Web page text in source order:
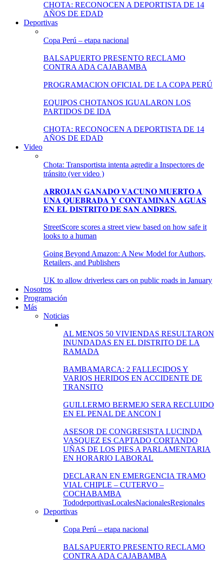
CHOTA: RECONOCEN A DEPORTISTA DE 14
AÑOS DE EDAD
Deportivas
Copa Perú – etapa nacional
BALSAPUERTO PRESENTO RECLAMO
CONTRA ADA CAJABAMBA
PROGRAMACION OFICIAL DE LA COPA PERÚ
EQUIPOS CHOTANOS IGUALARON LOS
PARTIDOS DE IDA
CHOTA: RECONOCEN A DEPORTISTA DE 14
AÑOS DE EDAD
Video
Chota: Transportista intenta agredir a Inspectores de
tránsito (ver video )
𝐀𝐑𝐑𝐎𝐉𝐀𝐍 𝐆𝐀𝐍𝐀𝐃𝐎 𝐕𝐀𝐂𝐔𝐍𝐎 𝐌𝐔𝐄𝐑𝐓𝐎 𝐀
𝐔𝐍𝐀 𝐐𝐔𝐄𝐁𝐑𝐀𝐃𝐀 𝐘 𝐂𝐎𝐍𝐓𝐀𝐌𝐈𝐍𝐀𝐍 𝐀𝐆𝐔𝐀𝐒
𝐄𝐍 𝐄𝐋 𝐃𝐈𝐒𝐓𝐑𝐈𝐓𝐎 𝐃𝐄 𝐒𝐀𝐍 𝐀𝐍𝐃𝐑𝐄́𝐒.
StreetScore scores a street view based on how safe it
looks to a human
Going Beyond Amazon: A New Model for Authors,
Retailers, and Publishers
UK to allow driverless cars on public roads in January
Nosotros
Programación
Más
Noticias
AL MENOS 50 VIVIENDAS RESULTARON
INUNDADAS EN EL DISTRITO DE LA
RAMADA
BAMBAMARCA: 2 FALLECIDOS Y
VARIOS HERIDOS EN ACCIDENTE DE
TRANSITO
GUILLERMO BERMEJO SERA RECLUIDO
EN EL PENAL DE ANCON I
ASESOR DE CONGRESISTA LUCINDA
VASQUEZ ES CAPTADO CORTANDO
UÑAS DE LOS PIES A PARLAMENTARIA
EN HORARIO LABORAL
DECLARAN EN EMERGENCIA TRAMO
VIAL CHIPLE – CUTERVO –
COCHABAMBA
TododeportivasLocalesNacionalesRegionales
Deportivas
Copa Perú – etapa nacional
BALSAPUERTO PRESENTO RECLAMO
CONTRA ADA CAJABAMBA